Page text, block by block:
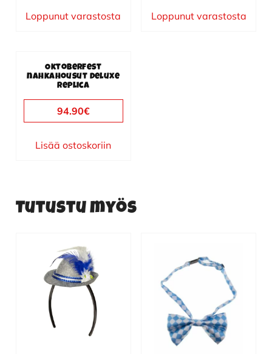
Loppunut varastosta Loppunut varastosta
Oktoberfest
nahkahousut deluxe
replica
94.90€
Lisää ostoskoriin
Tutustu myös